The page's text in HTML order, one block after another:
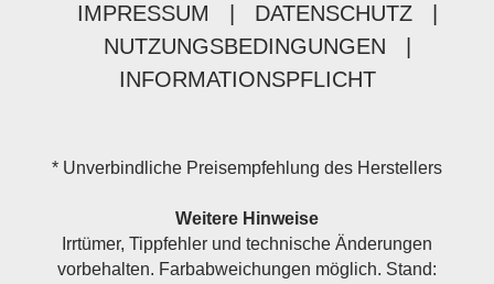
IMPRESSUM DATENSCHUTZ
NUTZUNGSBEDINGUNGEN
INFORMATIONSPFLICHT
* Unverbindliche Preisempfehlung des Herstellers
Weitere Hinweise
Irrtümer, Tippfehler und technische Änderungen
vorbehalten. Farbabweichungen möglich. Stand: